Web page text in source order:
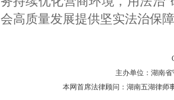
会高质量发展提供坚实法治保
主办单位：湖南省
本网首席法律顾问：湖南五湖律师